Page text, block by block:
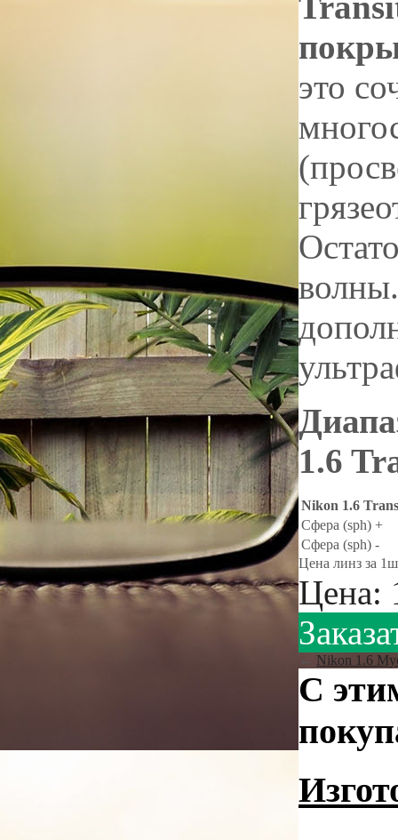
это
1.6
Nikon 1.6
Сфера (sph) +
Сфера (sph) -
Цена линз за
Цена:
Nikon 1.6
С